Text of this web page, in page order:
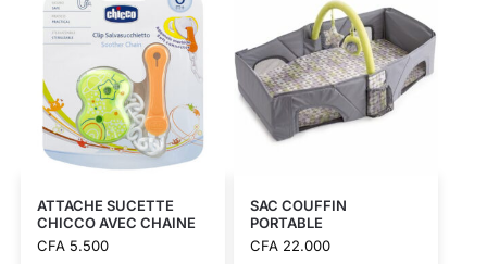
ATTACHE SUCETTE
CHICCO AVEC CHAINE
CFA5.500
SAC COUFFIN
PORTABLE
CFA22.000